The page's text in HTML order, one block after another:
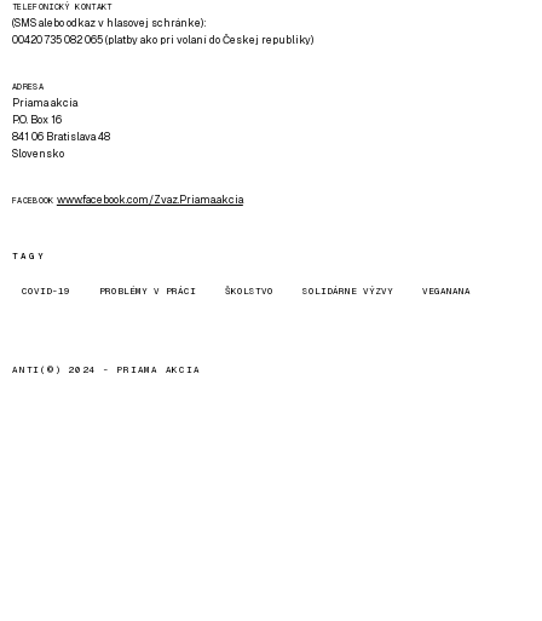
TELEFONICKÝ KONTAKT
(SMS alebo odkaz v hlasovej schránke):
00420 735 082 065 (platby ako pri volaní do Českej republiky)
ADRESA
Priama akcia
P.O. Box 16
841 06 Bratislava 48
Slovensko
FACEBOOK www.facebook.com/Zvaz.Priama.akcia
TAGY
COVID-19 PROBLÉMY V PRÁCI ŠKOLSTVO SOLIDÁRNE VÝZVY VEGANANA
ANTI(©) 2024 - PRIAMA AKCIA